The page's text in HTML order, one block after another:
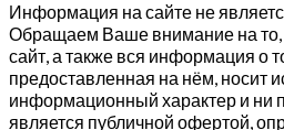
Информация на сайте не
Обращаем Ваше внимание на то,
сайт, а также вся информация о
предоставленная на нём, носит
информационный характер и ни
является публичной офертой,